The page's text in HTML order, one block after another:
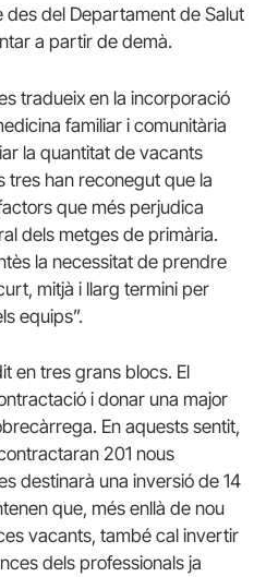
des del Departament de Salut
a partir de demà.
tradueix en la incorporació
familiar i comunitària
la quantitat de vacants
tres han reconegut que la
que més perjudica
dels metges de primària.
la necessitat de prendre
mitjà i llarg termini per
equips”.
en tres grans blocs. El
i donar una major
En aquests sentit,
201 nous
destinarà una inversió de 14
que, més enllà de nou
vacants, també cal invertir
dels professionals ja